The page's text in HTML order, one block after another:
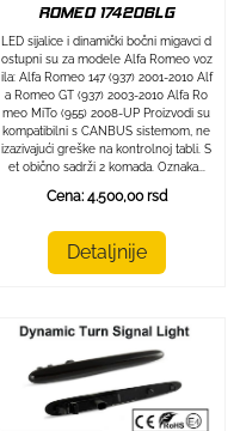
ROMEO 174206LG
LED sijalice i dinamički bočni migavci d
ostupni su za modele Alfa Romeo voz
ila: Alfa Romeo 147 (937) 2001-2010 Alf
a Romeo GT (937) 2003-2010 Alfa Ro
meo MiTo (955) 2008-UP Proizvodi su
kompatibilni s CANBUS sistemom, ne
izazivajući greške na kontrolnoj tabli. S
et obično sadrži 2 komada. Oznaka...
Cena: 4.500,00 rsd
Detaljnije